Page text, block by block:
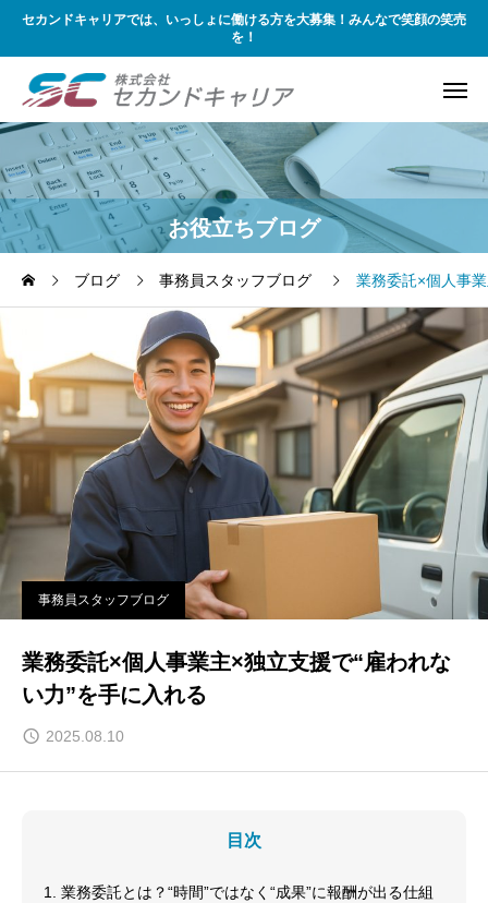
セカンドキャリアでは、いっしょに働ける方を大募集！みんなで笑顔の笑売
を！
お役立ちブログ
ブログ 事務員スタッフブログ 業務委託×個人事
事務員スタッフブログ
業務委託×個人事業主×独立支援で“雇われな
い力”を手に入れる
2025.08.10
目次
1. 業務委託とは？“時間”ではなく“成果”に報酬が出る仕組